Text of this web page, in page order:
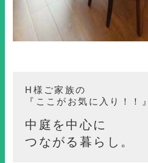
H様ご家族の
『ここがお気に入り！！』
中庭を中心に
つながる暮らし。